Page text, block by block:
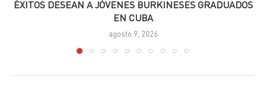
ÉXITOS DESEAN A JÓVENES BURKINESES GRADUADOS
EN CUBA
agosto 9, 2026